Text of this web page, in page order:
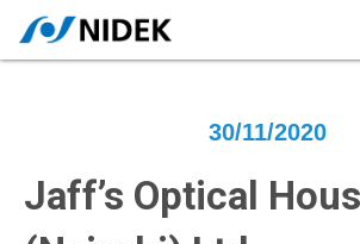
30/11/2020
Jaff’s Optical